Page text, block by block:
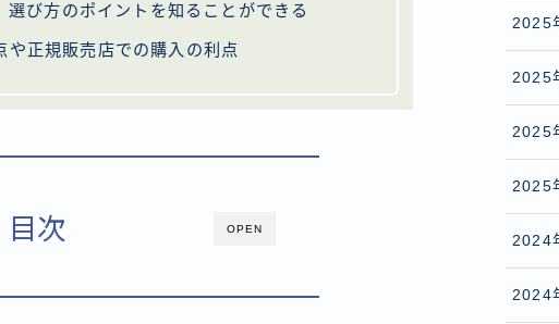
び方のポイントを知ることができる
正規販売店での購入の利点
OPEN
目次
2025
2025
2025
2025
2024
2024